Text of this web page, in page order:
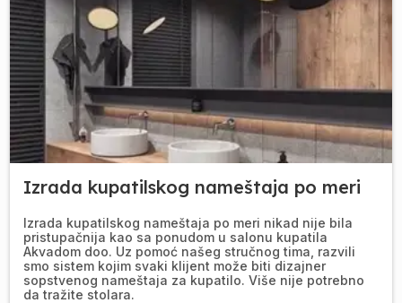
Izrada kupatilskog nameštaja po meri
Izrada kupatilskog nameštaja po meri nikad nije bila
pristupačnija kao sa ponudom u salonu kupatila
Akvadom doo. Uz pomoć našeg stručnog tima, razvili
smo sistem kojim svaki klijent može biti dizajner
sopstvenog nameštaja za kupatilo. Više nije potrebno
da tražite stolara.